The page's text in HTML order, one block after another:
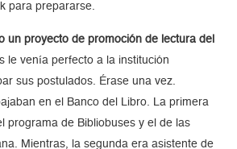
para prepararse.
un proyecto de promoción de lectura del
le venía perfecto a la institución
sus postulados. Érase una vez.
en el Banco del Libro. La primera
programa de Bibliobuses y el de las
Mientras, la segunda era asistente de